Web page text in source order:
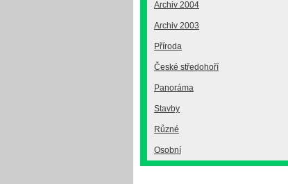
Archiv 2004
Archiv 2003
Příroda
České středohoří
Panoráma
Stavby
Různé
Osobní